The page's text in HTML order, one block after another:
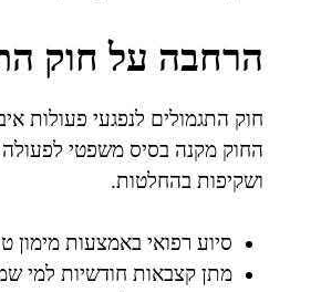
הרחבה על חוק
חוק התגמולים לנפגעי פעולות
החוק מקנה בסיס משפטי לפעולה
ושקיפות בהחלטות.
סיוע רפואי באמצעות מימון
מתן קצבאות חודשיות למי